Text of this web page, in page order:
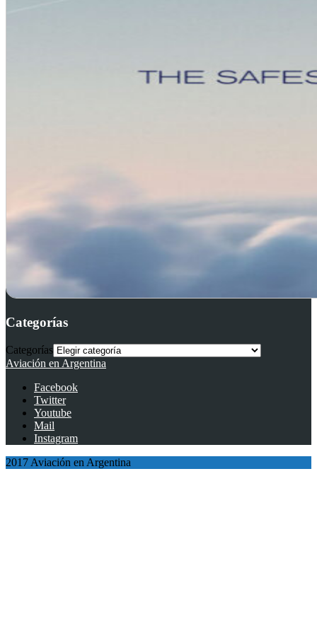
Categorías
Categorías
Aviación en Argentina
Facebook
Twitter
Youtube
Mail
Instagram
2017 Aviación en Argentina